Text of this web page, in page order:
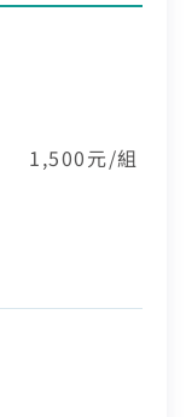
1,500元/組